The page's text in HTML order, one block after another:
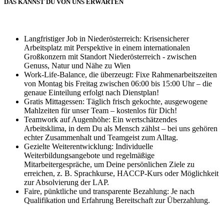
DAS KANNST DU VON UNS ERWARTEN
Langfristiger Job in Niederösterreich: Krisensicherer
Arbeitsplatz mit Perspektive in einem internationalen
Großkonzern mit Standort Niederösterreich - zwischen
Genuss, Natur und Nähe zu Wien
Work-Life-Balance, die überzeugt: Fixe Rahmenarbeitszeiten
von Montag bis Freitag zwischen 06:00 bis 15:00 Uhr – die
genaue Einteilung erfolgt nach Dienstplan!
Gratis Mittagessen: Täglich frisch gekochte, ausgewogene
Mahlzeiten für unser Team – kostenlos für Dich!
Teamwork auf Augenhöhe: Ein wertschätzendes
Arbeitsklima, in dem Du als Mensch zählst – bei uns gehören
echter Zusammenhalt und Teamgeist zum Alltag.
Gezielte Weiterentwicklung: Individuelle
Weiterbildungsangebote und regelmäßige
Mitarbeitergespräche, um Deine persönlichen Ziele zu
erreichen, z. B. Sprachkurse, HACCP-Kurs oder Möglichkeit
zur Absolvierung der LAP.
Faire, pünktliche und transparente Bezahlung: Je nach
Qualifikation und Erfahrung Bereitschaft zur Überzahlung.